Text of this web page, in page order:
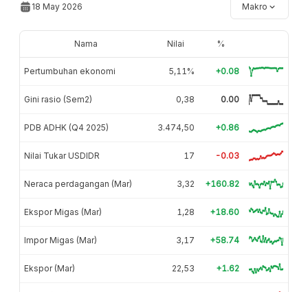
18 May 2026 Makro
Nama Nilai %
Pertumbuhan ekonomi 5,11% +0.08
Gini rasio (Sem2) 0,38 0.00
PDB ADHK (Q4 2025) 3.474,50 +0.86
Nilai Tukar USDIDR 17 -0.03
Neraca perdagangan (Mar) 3,32 +160.82
Ekspor Migas (Mar) 1,28 +18.60
Impor Migas (Mar) 3,17 +58.74
Ekspor (Mar) 22,53 +1.62